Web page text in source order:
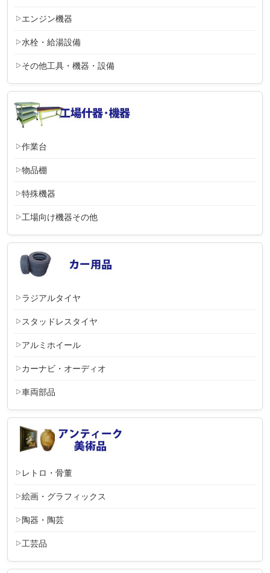
エンジン機器
水栓・給湯設備
その他工具・機器・設備
作業台
物品棚
特殊機器
工場向け機器その他
ラジアルタイヤ
スタッドレスタイヤ
アルミホイール
カーナビ・オーディオ
車両部品
レトロ・骨董
絵画・グラフィックス
陶器・陶芸
工芸品